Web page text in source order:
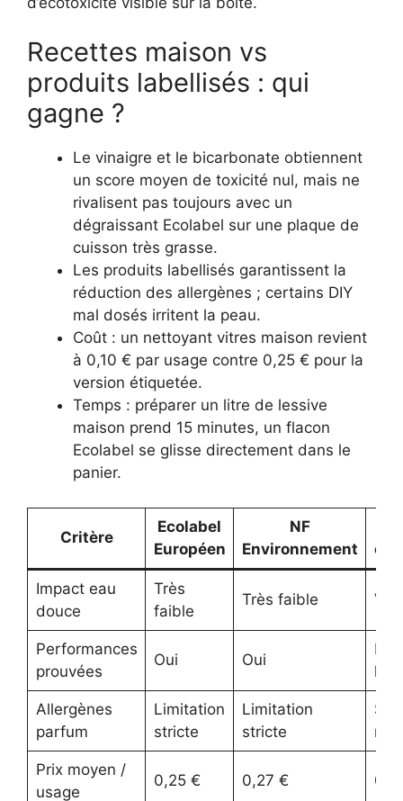
Recettes maison vs
produits labellisés : qui
gagne ?
Le vinaigre et le bicarbonate obtiennent
un score moyen de toxicité nul, mais ne
rivalisent pas toujours avec un
dégraissant Ecolabel sur une plaque de
cuisson très grasse.
Les produits labellisés garantissent la
réduction des allergènes ; certains DIY
mal dosés irritent la peau.
Coût : un nettoyant vitres maison revient
à 0,10 € par usage contre 0,25 € pour la
version étiquetée.
Temps : préparer un litre de lessive
maison prend 15 minutes, un flacon
Ecolabel se glisse directement dans le
panier.
Critère
Ecolabel
Européen
NF
Environnement
Impact eau
douce
Très
faible
Très faible
Performances
prouvées
Oui Oui
Non
Allergènes
parfum
Limitation
stricte
Limitation
stricte
Prix moyen /
usage
0,25 € 0,27 €